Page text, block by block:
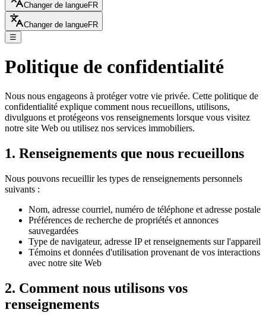
Changer de langueFR
Changer de langueFR
☰
Politique de confidentialité
Nous nous engageons à protéger votre vie privée. Cette politique de
confidentialité explique comment nous recueillons, utilisons,
divulguons et protégeons vos renseignements lorsque vous visitez
notre site Web ou utilisez nos services immobiliers.
1. Renseignements que nous recueillons
Nous pouvons recueillir les types de renseignements personnels
suivants :
Nom, adresse courriel, numéro de téléphone et adresse postale
Préférences de recherche de propriétés et annonces
sauvegardées
Type de navigateur, adresse IP et renseignements sur l'appareil
Témoins et données d'utilisation provenant de vos interactions
avec notre site Web
2. Comment nous utilisons vos
renseignements